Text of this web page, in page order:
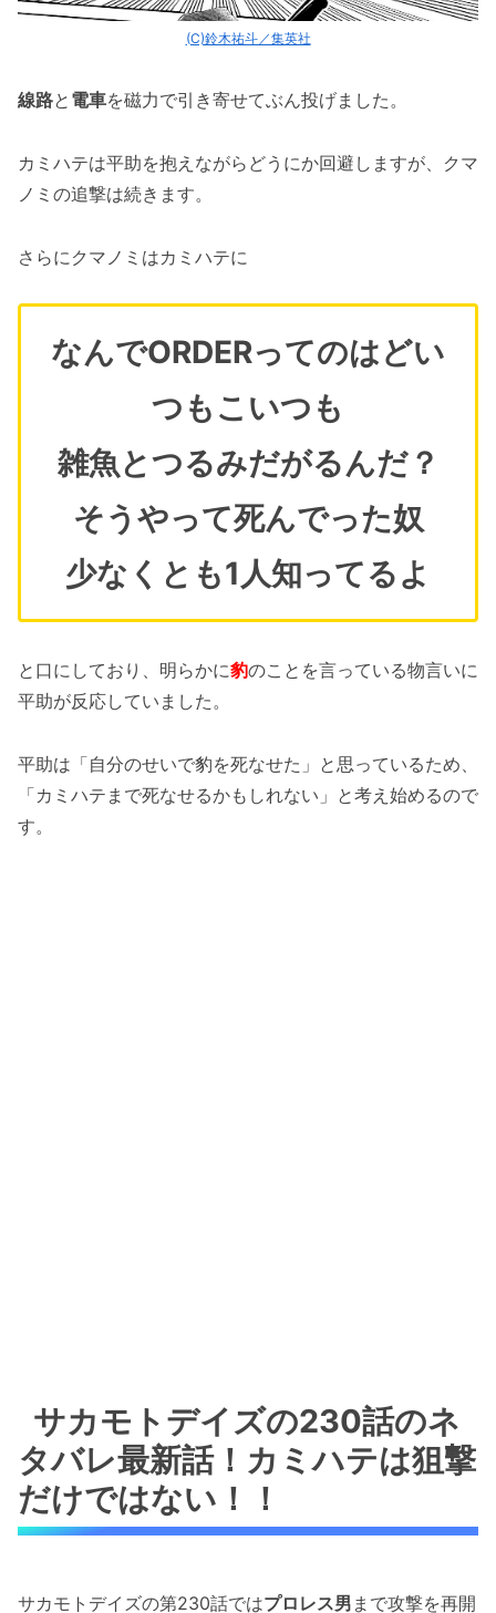
(C)鈴木祐斗／集英社
線路と 電車を磁力で引き寄せてぶん投げました。
カミハテは平助を抱えながらどうにか回避しますが、クマ
ノミの追撃は続きます。
さらにクマノミはカミハテに
なんでORDERってのはどい
つもこいつも
雑魚とつるみだがるんだ？
そうやって死んでった奴
少なくとも1人知ってるよ
と口にしており、明らかに豹のことを言っている物言いに
平助が反応していました。
平助は「自分のせいで豹を死なせた」と思っているため、
「カミハテまで死なせるかもしれない」と考え始めるので
す。
サカモトデイズの230話のネ
タバレ最新話！カミハテは狙撃
だけではない！！
サカモトデイズの第230話ではプロレス男 まで攻撃を再開